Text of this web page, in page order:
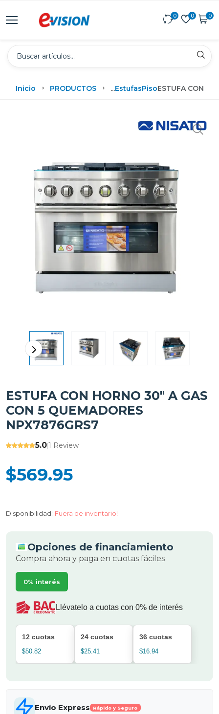
0 0 0
Inicio PRODUCTOS ...EstufasPisoESTUFA CON
ESTUFA CON HORNO 30" A GAS
CON 5 QUEMADORES
NPX7876GRS7
5.0|1 Review
$569.95
Disponibilidad: Fuera de inventario!
Opciones de financiamiento
Compra ahora y paga en cuotas fáciles
0% interés
Llévatelo a cuotas con 0% de interés
12 cuotas
$50.82
24 cuotas
$25.41
36 cuotas
$16.94
Envío Express Rápido y Seguro